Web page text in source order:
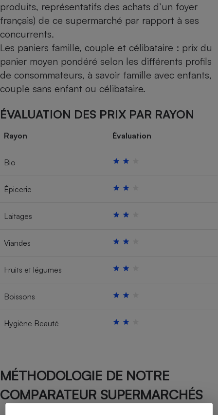
produits, représentatifs des achats d’un foyer
français) de ce supermarché par rapport à ses
concurrents.
Les paniers famille, couple et célibataire : prix du
panier moyen pondéré selon les différents profils
de consommateurs, à savoir famille avec enfants,
couple sans enfant ou célibataire.
ÉVALUATION DES PRIX PAR RAYON
Rayon Évaluation
Bio
Épicerie
Laitages
Viandes
Fruits et légumes
Boissons
Hygiène Beauté
MÉTHODOLOGIE DE NOTRE
COMPARATEUR SUPERMARCHÉS